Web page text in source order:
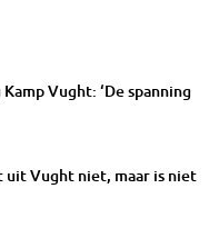
Vught: ‘De spanning
Vught niet, maar is niet